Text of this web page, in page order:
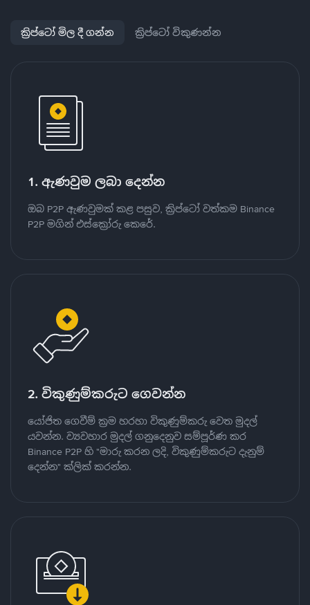
ක්‍රිප්ටෝ මිල දී ගන්න ක්‍රිප්ටෝ විකුණන්න
1. ඇණවුම ලබා දෙන්න
ඔබ P2P ඇණවුමක් කළ පසුව, ක්‍රිප්ටෝ වත්කම Binance
P2P මගින් එස්ක්‍රෝරු කෙරේ.
2. විකුණුම්කරුට ගෙවන්න
යෝජිත ගෙවීම් ක්‍රම හරහා විකුණුම්කරු වෙත මුදල්
යවන්න. ව්‍යවහාර මුදල් ගනුදෙනුව සම්පූර්ණ කර
Binance P2P හි "මාරු කරන ලදි, විකුණුම්කරුට දැනුම්
දෙන්න" ක්ලික් කරන්න.